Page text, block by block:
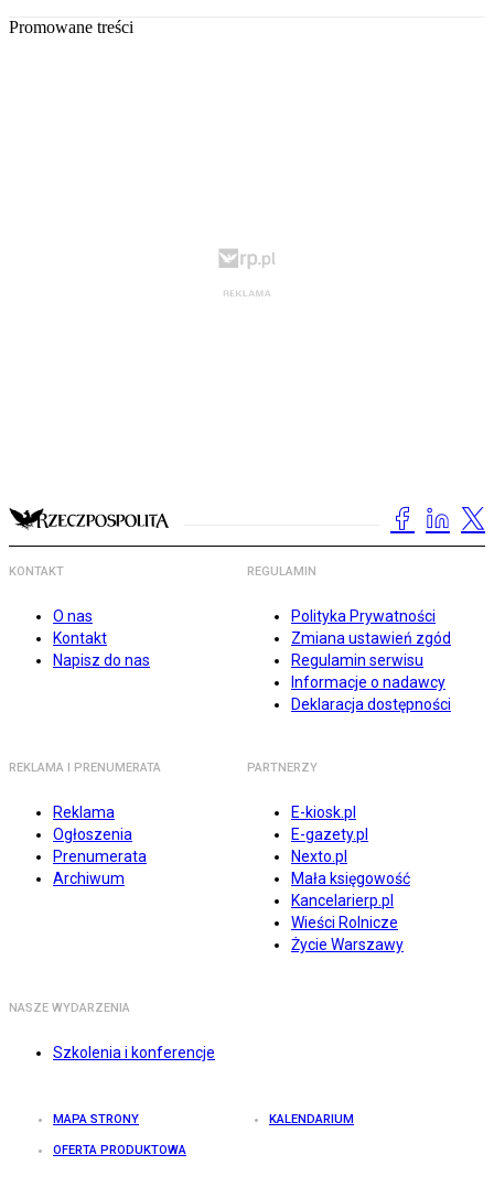
Promowane treści
KONTAKT
O nas
Kontakt
Napisz do nas
REGULAMIN
Polityka Prywatności
Zmiana ustawień zgód
Regulamin serwisu
Informacje o nadawcy
Deklaracja dostępności
REKLAMA I PRENUMERATA
Reklama
Ogłoszenia
Prenumerata
Archiwum
PARTNERZY
E-kiosk.pl
E-gazety.pl
Nexto.pl
Mała księgowość
Kancelarierp.pl
Wieści Rolnicze
Życie Warszawy
NASZE WYDARZENIA
Szkolenia i konferencje
MAPA STRONY KALENDARIUM
OFERTA PRODUKTOWA